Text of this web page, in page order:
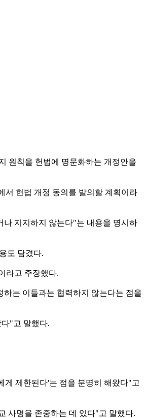
원칙을 헌법에 명문화하는 개정안을
서 헌법 개정 동의를 발의할 계획이라
나 지지하지 않는다"는 내용을 명시하
도 담겼다.
라고 주장했다.
는 이들과는 협력하지 않는다는 점을
"고 말했다.
게 제한된다'는 점을 분명히 해왔다"고
사명을 존중하는 데 있다"고 말했다.